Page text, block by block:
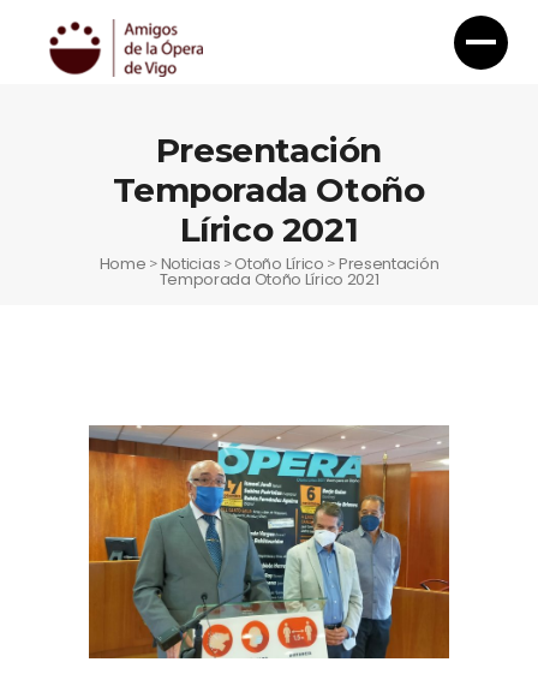
Presentación
Temporada Otoño
Lírico 2021
Home >Noticias >Otoño Lírico >Presentación
Temporada Otoño Lírico 2021